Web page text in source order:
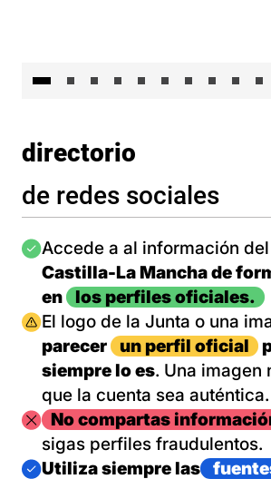
directorio
de redes sociales
Imagen
Accede a al información del
Castilla-La Mancha de
en
los perfiles oficiales.
Imagen
El logo de la Junta o una
parecer
un perfil oficial
siempre lo es. Una imagen
que la cuenta sea auténtica.
ImagenNo compartas
sigas perfiles fraudulentos.
Imagen
Utiliza siempre las